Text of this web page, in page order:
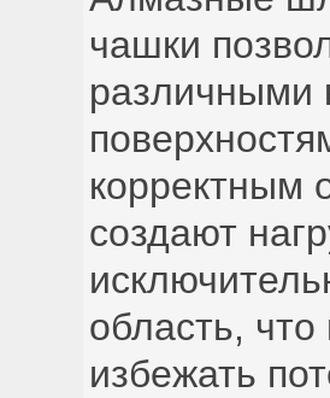
чашки
различными
корректным
создают
область, что
избежать